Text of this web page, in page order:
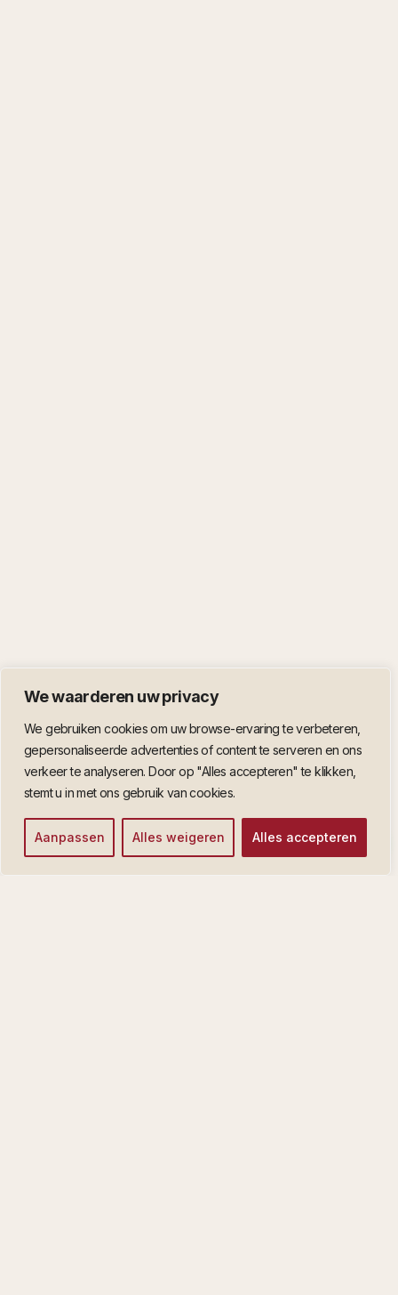
We waarderen uw privacy
We gebruiken cookies om uw browse-ervaring te verbeteren,
gepersonaliseerde advertenties of content te serveren en ons
verkeer te analyseren. Door op "Alles accepteren" te klikken,
stemt u in met ons gebruik van cookies.
Aanpassen Alles weigeren Alles accepteren